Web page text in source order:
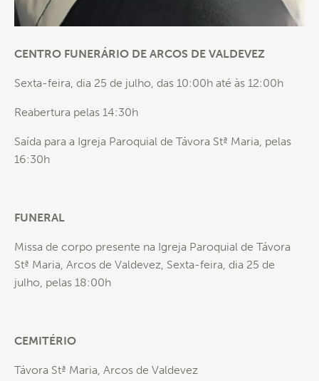
CENTRO FUNERÁRIO DE ARCOS DE VALDEVEZ
Sexta-feira, dia 25 de julho, das 10:00h até às 12:00h
Reabertura pelas 14:30h
Saída para a Igreja Paroquial de Távora Stª Maria, pelas
16:30h
FUNERAL
Missa de corpo presente na Igreja Paroquial de Távora
Stª Maria, Arcos de Valdevez, Sexta-feira, dia 25 de
julho, pelas 18:00h
CEMITÉRIO
Távora Stª Maria, Arcos de Valdevez